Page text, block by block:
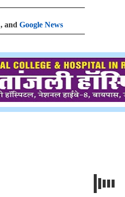
, and Google News